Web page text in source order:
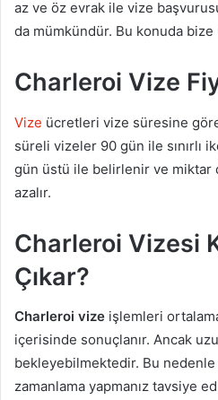
az ve öz evrak ile vize
da mümkündür. Bu konuda bize
Charleroi Vize
Vize ücretleri vize süresine
süreli vizeler 90 gün ile sınırlı
gün üstü ile belirlenir ve miktar
azalır.
Charleroi Vizesi
Çıkar?
Charleroi vize işlemleri
içerisinde sonuçlanır. Ancak
bekleyebilmektedir. Bu
zamanlama yapmanız tavsiye